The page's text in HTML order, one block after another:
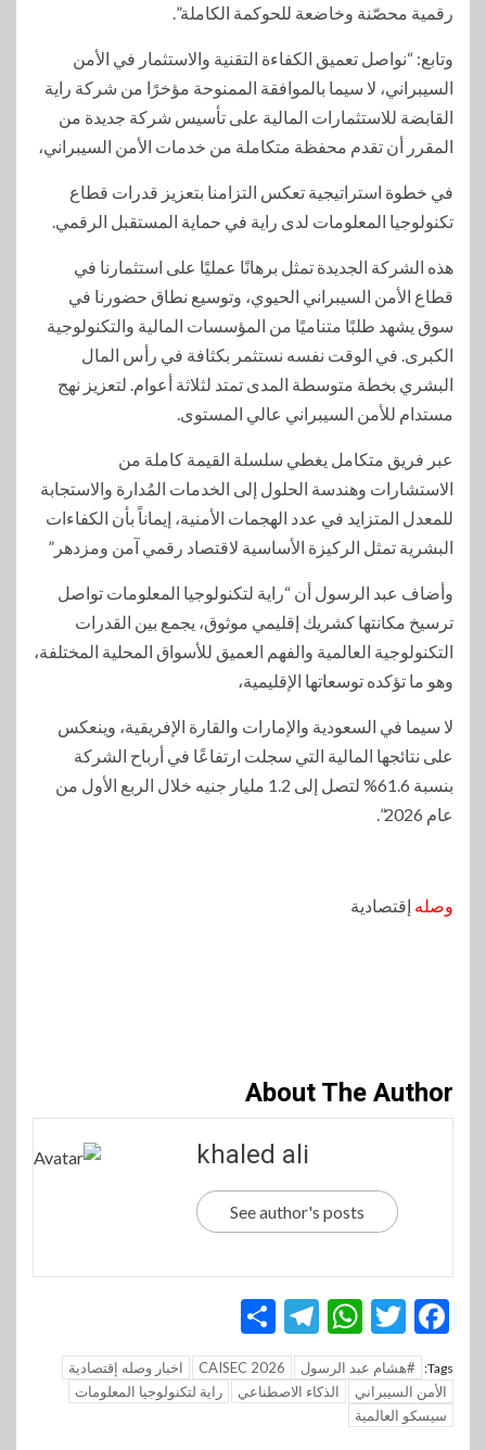
رقمية محصّنة وخاضعة للحوكمة الكاملة”.
وتابع: “نواصل تعميق الكفاءة التقنية والاستثمار في الأمن
السيبراني، لا سيما بالموافقة الممنوحة مؤخرًا من شركة راية
القابضة للاستثمارات المالية على تأسيس شركة جديدة من
المقرر أن تقدم محفظة متكاملة من خدمات الأمن السيبراني،
في خطوة استراتيجية تعكس التزامنا بتعزيز قدرات قطاع
تكنولوجيا المعلومات لدى راية في حماية المستقبل الرقمي.
هذه الشركة الجديدة تمثل برهانًا عمليًا على استثمارنا في
قطاع الأمن السيبراني الحيوي، وتوسيع نطاق حضورنا في
سوق يشهد طلبًا متناميًا من المؤسسات المالية والتكنولوجية
الكبرى. في الوقت نفسه نستثمر بكثافة في رأس المال
البشري بخطة متوسطة المدى تمتد لثلاثة أعوام. لتعزيز نهج
مستدام للأمن السيبراني عالي المستوى.
عبر فريق متكامل يغطي سلسلة القيمة كاملة من
الاستشارات وهندسة الحلول إلى الخدمات المُدارة والاستجابة
للمعدل المتزايد في عدد الهجمات الأمنية، إيماناً بأن الكفاءات
البشرية تمثل الركيزة الأساسية لاقتصاد رقمي آمن ومزدهر”
وأضاف عبد الرسول أن “راية لتكنولوجيا المعلومات تواصل
ترسيخ مكانتها كشريك إقليمي موثوق، يجمع بين القدرات
التكنولوجية العالمية والفهم العميق للأسواق المحلية المختلفة،
وهو ما تؤكده توسعاتها الإقليمية،
لا سيما في السعودية والإمارات والقارة الإفريقية، وينعكس
على نتائجها المالية التي سجلت ارتفاعًا في أرباح الشركة
بنسبة 61.6% لتصل إلى 1.2 مليار جنيه خلال الربع الأول من
عام 2026”.
وصله إقتصادية
About The Author
khaled ali
See author's posts
Facebook
Twitter
WhatsApp
Telegram
Tags: #هشام عبد الرسول CAISEC 2026
اخبار وصله إقتصادية
الأمن السيبراني
الذكاء الاصطناعي
راية لتكنولوجيا المعلومات
سيسكو العالمية